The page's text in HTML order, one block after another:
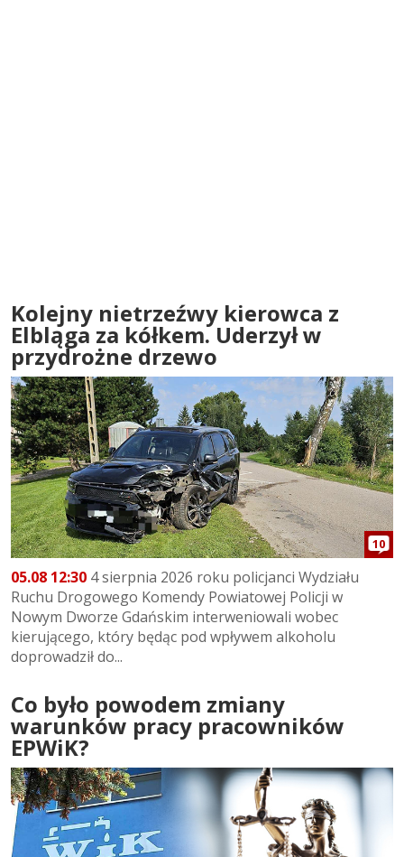
Kolejny nietrzeźwy kierowca z
Elbląga za kółkem. Uderzył w
przydrożne drzewo
10
05.08 12:30 4 sierpnia 2026 roku policjanci Wydziału
Ruchu Drogowego Komendy Powiatowej Policji w
Nowym Dworze Gdańskim interweniowali wobec
kierującego, który będąc pod wpływem alkoholu
doprowadził do...
Co było powodem zmiany
warunków pracy pracowników
EPWiK?